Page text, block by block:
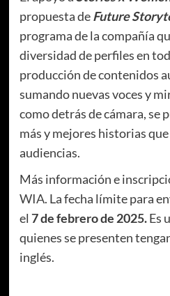
propuesta deFuture
programa de la compañía
diversidad de perfiles en
producción de contenidos
sumando nuevas voces y
como detrás de cámara, se
más y mejores historias
audiencias.
Más información e
WIA. La fecha límite para
el 7 de febrero de 2025.Es
quienes se presenten
inglés.